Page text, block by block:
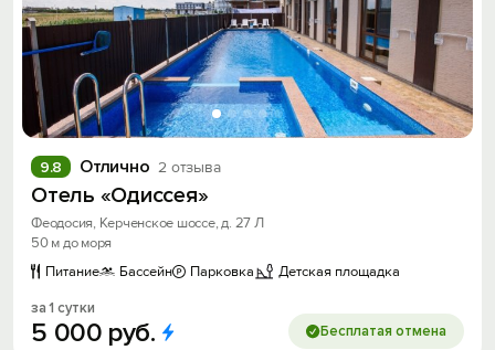
Отлично 2 отзыва
9.8
Отель «Одиссея»
Феодосия, Керченское шоссе, д. 27 Л
50 м до моря
Питание
Бассейн Парковка Детская площадка
за 1 сутки
5 000 руб. Бесплатая отмена